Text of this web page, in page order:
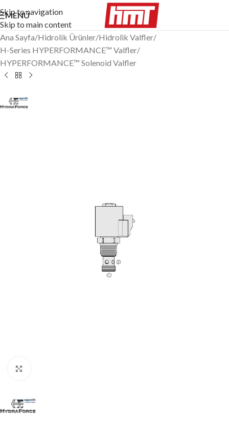
Skip to navigation
Skip to main content
MENÜ
Ana Sayfa/Hidrolik Ürünler/Hidrolik Valfler/
H-Series HYPERFORMANCE™ Valfler/
HYPERFORMANCE™ Solenoid Valfler